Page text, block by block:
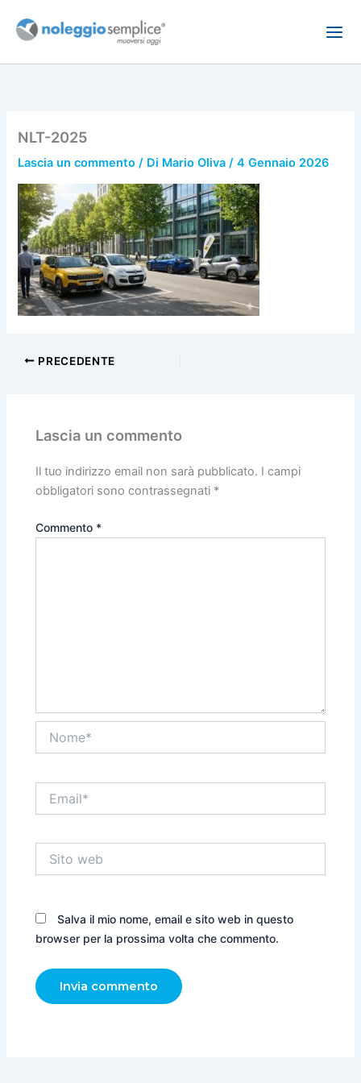
NLT-2025
Lascia un commento / Di Mario Oliva/4 Gennaio 2026
PRECEDENTE
Lascia un commento
Il tuo indirizzo email non sarà pubblicato. I campi
obbligatori sono contrassegnati *
Commento *
web
Salva il mio nome, email e sito web in questo
browser per la prossima volta che commento.